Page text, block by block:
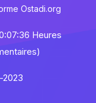
Ostadi.org
Heures
2023